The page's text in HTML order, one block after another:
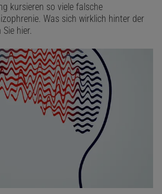
kursieren so viele falsche
Was sich wirklich hinter der
hier.